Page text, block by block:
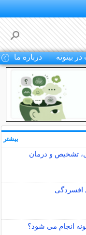
در بیتوته درباره ما
تشخیص و درمان
افسردگی
انجام می شود؟
بیشتر